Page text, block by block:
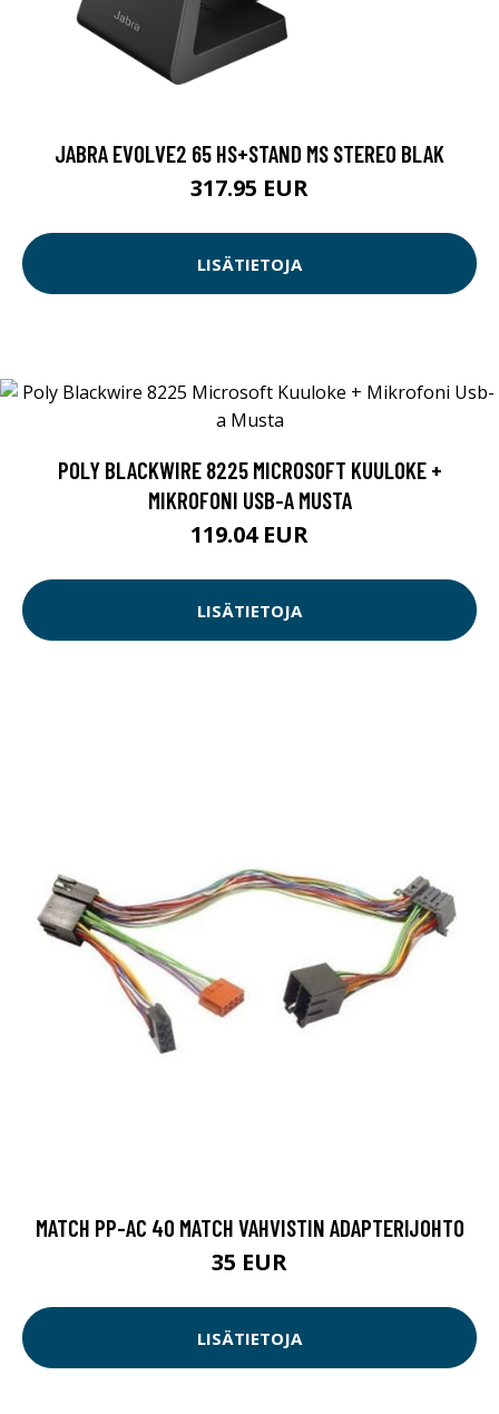
JABRA EVOLVE2 65 HS+STAND MS STEREO BLAK
317.95 EUR
LISÄTIETOJA
POLY BLACKWIRE 8225 MICROSOFT KUULOKE +
MIKROFONI USB-A MUSTA
119.04 EUR
LISÄTIETOJA
MATCH PP-AC 40 MATCH VAHVISTIN ADAPTERIJOHTO
35 EUR
LISÄTIETOJA